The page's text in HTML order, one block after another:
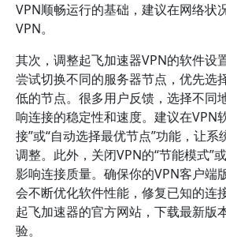
VPN顺畅运行的基础，建议在网络状
VPN。
其次，调整起飞加速器VPN的软件设
尝试切换不同的服务器节点，优先选
低的节点。很多用户反馈，选择不同
响连接的稳定性和速度。建议在VPN
接”或“自动选择最优节点”功能，让
调整。此外，关闭VPN的“节能模式”
影响连接质量。确保你的VPN客户端
会不断优化软件性能，修复已知的连
起飞加速器的官方网站，下载最新版
验。